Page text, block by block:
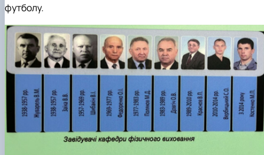
футболу.